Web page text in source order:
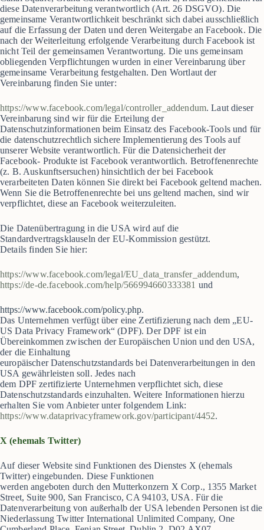
diese Datenverarbeitung verantwortlich (Art. 26 DSGVO). Die
gemeinsame Verantwortlichkeit beschränkt sich dabei ausschließlich
auf die Erfassung der Daten und deren Weitergabe an Facebook. Die
nach der Weiterleitung erfolgende Verarbeitung durch Facebook ist
nicht Teil der gemeinsamen Verantwortung. Die uns gemeinsam
obliegenden Verpflichtungen wurden in einer Vereinbarung über
gemeinsame Verarbeitung festgehalten. Den Wortlaut der
Vereinbarung finden Sie unter:
https://www.facebook.com/legal/controller_addendum. Laut dieser
Vereinbarung sind wir für die Erteilung der
Datenschutzinformationen beim Einsatz des Facebook-Tools und für
die datenschutzrechtlich sichere Implementierung des Tools auf
unserer Website verantwortlich. Für die Datensicherheit der
Facebook- Produkte ist Facebook verantwortlich. Betroffenenrechte
(z. B. Auskunftsersuchen) hinsichtlich der bei Facebook
verarbeiteten Daten können Sie direkt bei Facebook geltend machen.
Wenn Sie die Betroffenenrechte bei uns geltend machen, sind wir
verpflichtet, diese an Facebook weiterzuleiten.
Die Datenübertragung in die USA wird auf die
Standardvertragsklauseln der EU-Kommission gestützt.
Details finden Sie hier:
https://www.facebook.com/legal/EU_data_transfer_addendum,
https://de-de.facebook.com/help/566994660333381 und
https://www.facebook.com/policy.php.
Das Unternehmen verfügt über eine Zertifizierung nach dem „EU-
US Data Privacy Framework“ (DPF). Der DPF ist ein
Übereinkommen zwischen der Europäischen Union und den USA,
der die Einhaltung
europäischer Datenschutzstandards bei Datenverarbeitungen in den
USA gewährleisten soll. Jedes nach
dem DPF zertifizierte Unternehmen verpflichtet sich, diese
Datenschutzstandards einzuhalten. Weitere Informationen hierzu
erhalten Sie vom Anbieter unter folgendem Link:
https://www.dataprivacyframework.gov/participant/4452.
X (ehemals Twitter)
Auf dieser Website sind Funktionen des Dienstes X (ehemals
Twitter) eingebunden. Diese Funktionen
werden angeboten durch den Mutterkonzern X Corp., 1355 Market
Street, Suite 900, San Francisco, CA 94103, USA. Für die
Datenverarbeitung von außerhalb der USA lebenden Personen ist die
Niederlassung Twitter International Unlimited Company, One